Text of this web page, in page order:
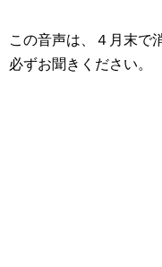
レ
ー
この音声は、４月末で
必ずお聞きください。